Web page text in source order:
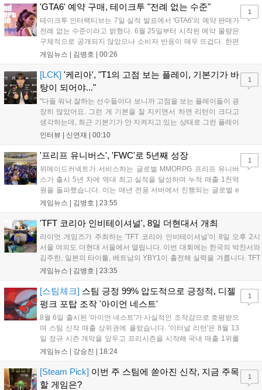
산의 영웅들 업데이트를 통해 정식 출시될 예정이다....
'GTA6' 예약 구매, 테이크투 "전례 없는 수준"
테이크투 인터랙티브는 7일 실적 발표에서 'GTA6'의 예약 판매가
전례 없는 수준이라고 밝혔다. 6월 25일부터 시작된 예약 물량은
구체적으로 공개되지 않았으나 소비자 반응이 매우 뜨겁다. 한편
11월 19일 PS5와 Xbox 시리즈 X|S로 정식 출시될 예정이며, 록
상 'Grand Theft Auto VI: An Extended Look'을 최초 공개할 계획
이다....
게임뉴스 | 김병호 | 00:26
1
[LCK] '케리아', "T1의 고점 보는 플레이, 기본기가 바
탕이 되어야..."
"다들 워낙 잘하는 선수들이다 보니까 고점을 보는 플레이들이 굉
장히 많았어요. 그런 게 기본을 잘 지키면서 하면 리턴이 크다고
생각하는데, 최근 기본기가 안 지켜지고 있는 상태로 그런 플레이
를 추구하다 보니까 팀적으로 안 좋은 사고가 계속 많이 났던 것
LoL 챔피언스 코리아(LCK)'...
인터뷰 | 신연재 | 00:10
1
'프리프 유니버스', 'FWC'로 5년째 성장
위메이드커넥트가 서비스하는 글로벌 MMORPG 프리프 유니버
스가 출시 5년 차에 역대 최고 실적을 달성하며 누적 매출 1천억
원을 돌파했습니다. 이는 매년 전용 서버에서 진행되는 글로벌 e
스포츠 대회 FWC의 영향이 큽니다. FWC는 이용자가 동일한 조
은 전년 대비 매출과 이용자 지표가 대폭 상승하는 성과를 냈습니
FWC 그랜드 파이널이 개최될 예정이며, 위메이드커넥트는 이를
통해 커뮤니티 중심의 장기 성장 모델을 지속할 방침입니다....
게임뉴스 | 김병호 | 23:55
1
'TFT 코리아 인비테이셔널', 8일 더현대서 개최
라이엇 게임즈가 주최하는 'TFT 코리아 인비테이셔널'이 8일 오후 2시
서울 여의도 더현대 서울에서 열립니다. 이번 대회에는 한국의 박찬서와
김주한, 일본의 타이틀, 베트남의 YBY1이 출전해 실력을 겨룹니다. TFT
는 소속팀 없이 개인 자격으로 참가하는 독특한 대회 구조를 가지며, 누
17일까지 이어지는 이번 행사는 신규 세트 체험과 공연 등 다양한 즐길
거리를 제공하며, 이후 현대백화점 판교점에서도 행사가 이어질 예정입
니다. 연말에는 라스베이거스 오픈이 개최됩니다....
게임뉴스 | 김병호 | 23:35
[스팀체크] 스팀 긍정 99% 압도적으로 긍정적, 디젤
펑크 포탑 조작 '아이언 네스트'
8월 6일 출시된 '아이언 네스트'가 사실적인 조작감으로 호평받으
며 스팀 신작 매출 상위권에 올랐습니다. '이터널 리턴'은 8월 13
일 정규 시즌 개막을 앞두고 프리시즌을 시작해 국내 매출 1위를
기록했습니다. 25주년을 맞은 '고스트 리콘' 시리즈는 8월 6일 쇼
'마블 투혼: 파이팅 소울즈'와 레트로 수리 시뮬레이션 '리스토
리'도 스팀에 정식 출시되었습니다....
게임뉴스 | 강승진 | 18:24
1
[Steam Pick] 이번 주 스팀에 쏟아진 신작, 지금 주목
할 게임은?
1